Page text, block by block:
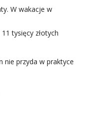
W wakacje w
tysięcy złotych
nie przyda w praktyce